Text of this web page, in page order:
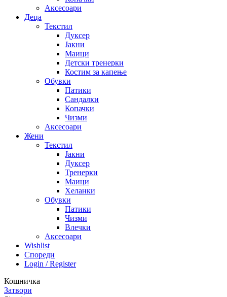
Аксесоари
Деца
Текстил
Дуксер
Јакни
Маици
Детски тренерки
Костим за капење
Обувки
Патики
Сандалки
Копачки
Чизми
Аксесоари
Жени
Текстил
Јакни
Дуксер
Тренерки
Маици
Хеланки
Обувки
Патики
Чизми
Влечки
Аксесоари
Wishlist
Спореди
Login / Register
Кошничка
Затвори